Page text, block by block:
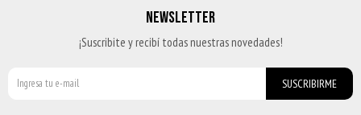
NEWSLETTER
¡Suscribite y recibí todas nuestras novedades!
SUSCRIBIRME